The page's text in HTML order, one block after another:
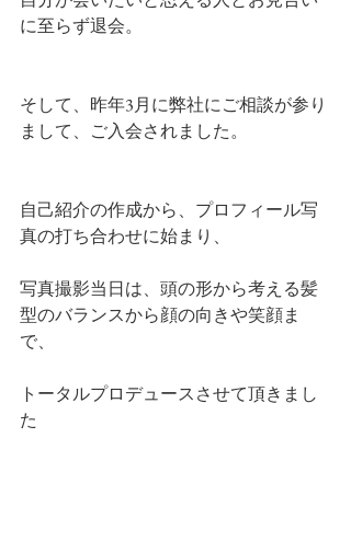
に至らず退会。
そして、昨年3月に弊社にご相談が参り
まして、ご入会されました。
自己紹介の作成から、プロフィール写
真の打ち合わせに始まり、
写真撮影当日は、頭の形から考える髪
型のバランスから顔の向きや笑顔ま
で、
トータルプロデュースさせて頂きまし
た